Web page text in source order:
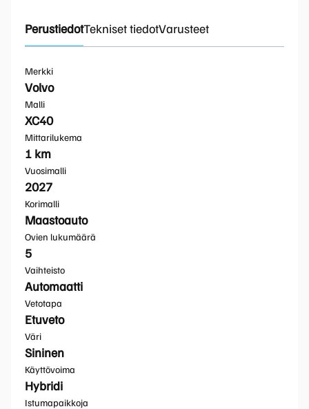
PerustiedotTekniset tiedotVarusteet
Merkki
Volvo
Malli
XC40
Mittarilukema
1 km
Vuosimalli
2027
Korimalli
Maastoauto
Ovien lukumäärä
5
Vaihteisto
Automaatti
Vetotapa
Etuveto
Väri
Sininen
Käyttövoima
Hybridi
Istumapaikkoja